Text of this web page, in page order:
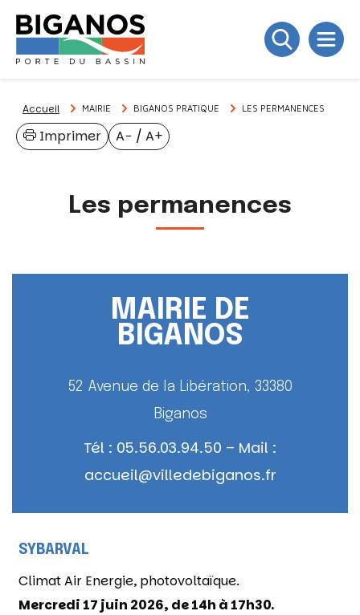
Accueil MAIRIE BIGANOS PRATIQUE LES PERMANENCES
A− / A+
Imprimer
Les permanences
MAIRIE DE
BIGANOS
52 Avenue de la Libération, 33380
Biganos
Tél : 05.56.03.94.50 – Mail :
accueil@villedebiganos.fr
SYBARVAL
Climat Air Energie, photovoltaïque.
Mercredi 17 juin 2026, de 14h à 17h30.